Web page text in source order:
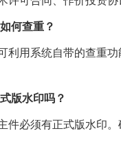
何查重？
利用系统自带的查重
版水印吗？
件必须有正式版水印